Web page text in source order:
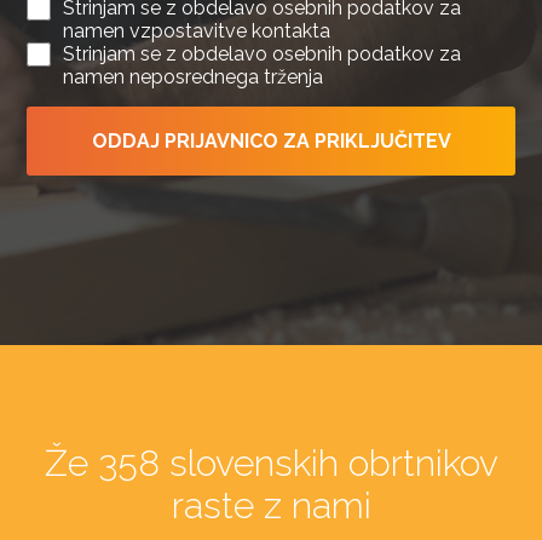
Strinjam se z obdelavo osebnih podatkov za
namen vzpostavitve kontakta
Strinjam se z obdelavo osebnih podatkov za
namen neposrednega trženja
ODDAJ PRIJAVNICO ZA PRIKLJUČITEV
Že 358 slovenskih obrtnikov
raste z nami